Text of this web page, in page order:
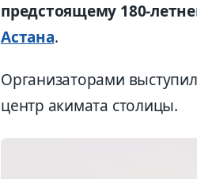
предстоящему 180-
Астана.
Организаторами
центр акимата столицы.